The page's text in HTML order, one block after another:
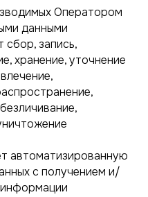
Оператором
данными
сбор, запись,
хранение, уточнение
автоматизированную
с получением и/